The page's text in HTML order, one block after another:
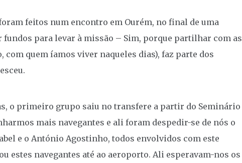
feitos num encontro em Ourém, no final de uma
para levar à missão – Sim, porque partilhar com as
com quem íamos viver naqueles dias), faz parte dos
o primeiro grupo saiu no transfere a partir do Seminário
mais navegantes e ali foram despedir-se de nós o
e o António Agostinho, todos envolvidos com este
estes navegantes até ao aeroporto. Ali esperavam-nos os